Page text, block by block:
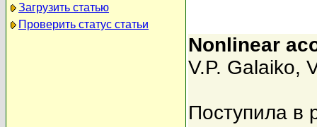
Загрузить статью
Проверить статус статьи
Nonlinear
V.P. Galaiko,
Поступила в